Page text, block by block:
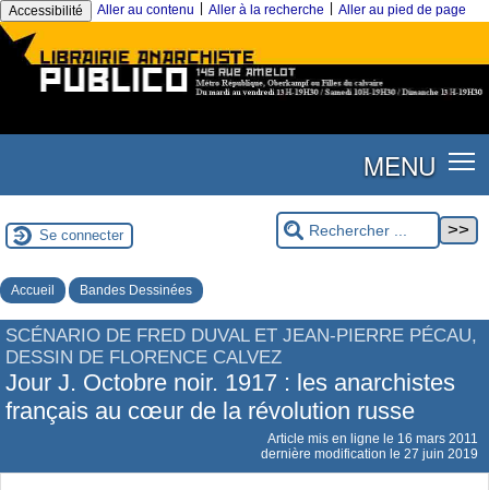
Accessibilité Aller au contenu Aller à la recherche Aller au pied de page
MENU
Se connecter
Accueil Bandes Dessinées
SCÉNARIO DE FRED DUVAL ET JEAN-PIERRE PÉCAU,
DESSIN DE FLORENCE CALVEZ
Jour J. Octobre noir. 1917 : les anarchistes
français au cœur de la révolution russe
Article mis en ligne le 16 mars 2011
dernière modification le 27 juin 2019